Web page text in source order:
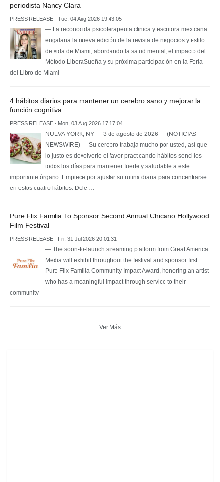
periodista Nancy Clara
PRESS RELEASE - Tue, 04 Aug 2026 19:43:05
— La reconocida psicoterapeuta clínica y escritora mexicana
engalana la nueva edición de la revista de negocios y estilo
de vida de Miami, abordando la salud mental, el impacto del
Método LiberaSueña y su próxima participación en la Feria
del Libro de Miami —
4 hábitos diarios para mantener un cerebro sano y mejorar la
función cognitiva
PRESS RELEASE - Mon, 03 Aug 2026 17:17:04
NUEVA YORK, NY — 3 de agosto de 2026 — (NOTICIAS
NEWSWIRE) — Su cerebro trabaja mucho por usted, así que
lo justo es devolverle el favor practicando hábitos sencillos
todos los días para mantener fuerte y saludable a este
importante órgano. Empiece por ajustar su rutina diaria para concentrarse
en estos cuatro hábitos. Dele …
Pure Flix Familia To Sponsor Second Annual Chicano Hollywood
Film Festival
PRESS RELEASE - Fri, 31 Jul 2026 20:01:31
— The soon-to-launch streaming platform from Great America
Media will exhibit throughout the festival and sponsor first
Pure Flix Familia Community Impact Award, honoring an artist
who has a meaningful impact through service to their
community —
Ver Más